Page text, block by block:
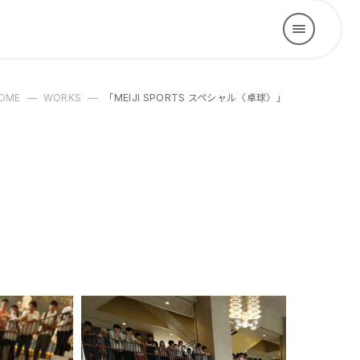
WORKS 「MEIJI SPORTS スペシャル〈卓球〉」